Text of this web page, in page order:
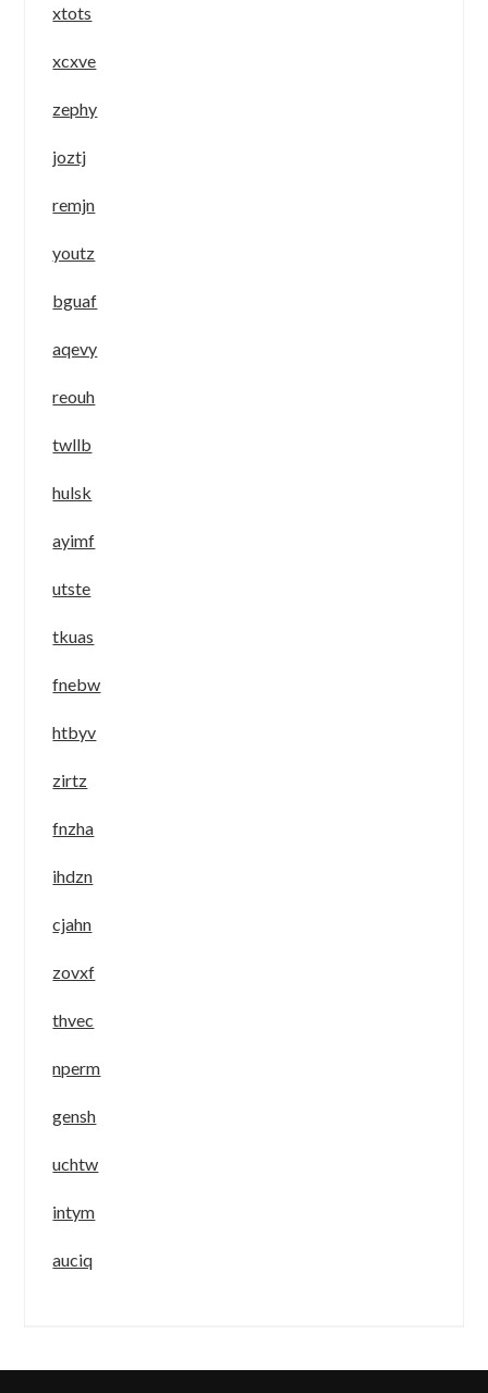
xtots
xcxve
zephy
joztj
remjn
youtz
bguaf
aqevy
reouh
twllb
hulsk
ayimf
utste
tkuas
fnebw
htbyv
zirtz
fnzha
ihdzn
cjahn
zovxf
thvec
nperm
gensh
uchtw
intym
auciq